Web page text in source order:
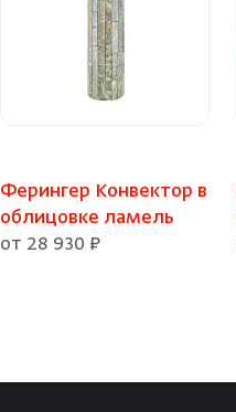
Ферингер Конвектор в
облицовке ламель
от 28 930 ₽